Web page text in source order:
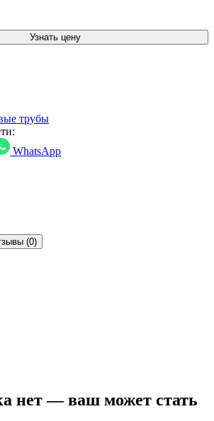
Узнать цену
трубы
WhatsApp
(0)
нет — ваш может стать